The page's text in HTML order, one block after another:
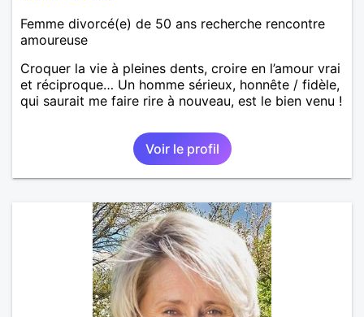
Femme divorcé(e) de 50 ans recherche rencontre
amoureuse
Croquer la vie à pleines dents, croire en l’amour vrai
et réciproque… Un homme sérieux, honnête / fidèle,
qui saurait me faire rire à nouveau, est le bien venu !
Voir le profil